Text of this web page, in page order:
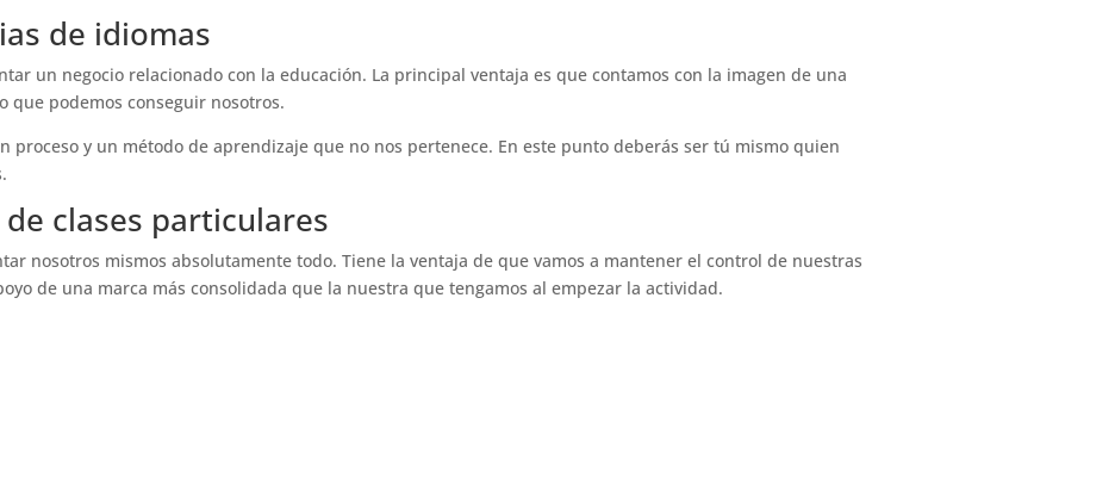
de idiomas
un negocio relacionado con la educación. La principal ventaja es que contamos con la imagen de una
que podemos conseguir nosotros.
proceso y un método de aprendizaje que no nos pertenece. En este punto deberás ser tú mismo quien
clases particulares
nosotros mismos absolutamente todo. Tiene la ventaja de que vamos a mantener el control de nuestras
de una marca más consolidada que la nuestra que tengamos al empezar la actividad.